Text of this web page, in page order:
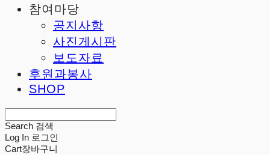
참여마당
공지사항
사진게시판
보도자료
후원과봉사
SHOP
Search 검색
Log In 로그인
Cart장바구니